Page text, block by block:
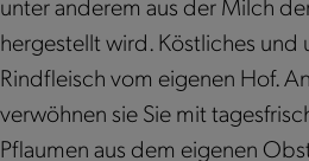
l
“
e
l
t
e
l
l
h
o
t
e
e
n
„
'
d
e
n
„
unter anderem aus der Milch
hergestellt wird. Köstliches und
Rindfleisch vom eigenen Hof.
verwöhnen sie Sie mit
Pflaumen aus dem eigenen